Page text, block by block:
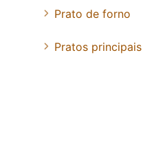
Prato de forno
Pratos principais